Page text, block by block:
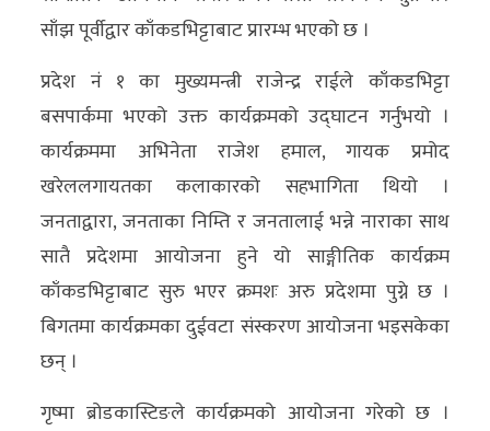
अन्तरर्वार्ता
विचार/
ब्लग
खेलकुद
रोचक
अन्य
क्लिक
विशेष
साँझ पूर्वीद्वार काँकडभिट्टाबाट प्रारम्भ भएको छ ।
प्रदेश नं १ का मुख्यमन्त्री राजेन्द्र राईले काँकडभिट्टा
बसपार्कमा भएको उक्त कार्यक्रमको उद्घाटन गर्नुभयो ।
कार्यक्रममा अभिनेता राजेश हमाल, गायक प्रमोद
खरेललगायतका कलाकारको सहभागिता थियो ।
जनताद्वारा, जनताका निम्ति र जनतालाई भन्ने नाराका साथ
सातै प्रदेशमा आयोजना हुने यो साङ्गीतिक कार्यक्रम
काँकडभिट्टाबाट सुरु भएर क्रमशः अरु प्रदेशमा पुग्ने छ ।
बिगतमा कार्यक्रमका दुईवटा संस्करण आयोजना भइसकेका
छन् ।
गृष्मा ब्रोडकास्टिङले कार्यक्रमको आयोजना गरेको छ ।